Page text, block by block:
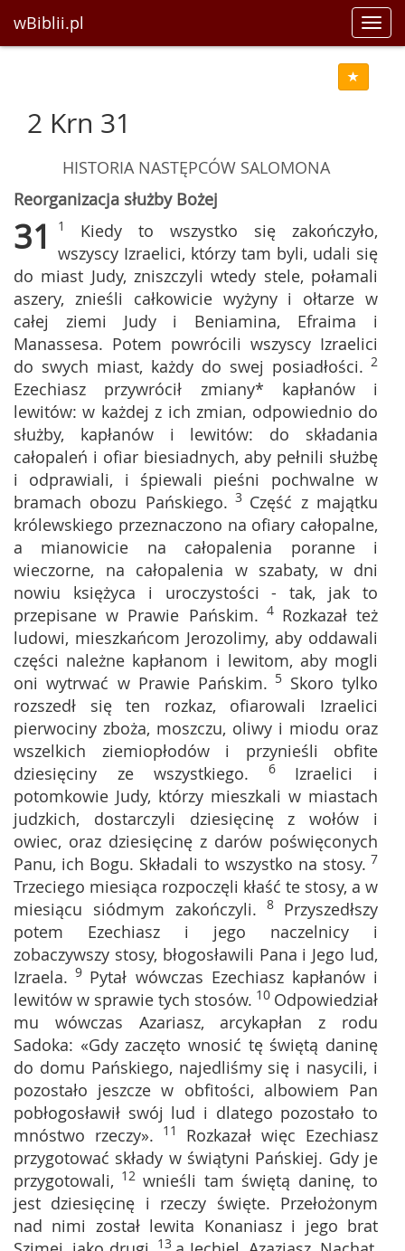
wBiblii.pl
2 Krn 31
HISTORIA NASTĘPCÓW SALOMONA
Reorganizacja służby Bożej
31 1 Kiedy to wszystko się zakończyło,
wszyscy Izraelici, którzy tam byli, udali się
do miast Judy, zniszczyli wtedy stele, połamali
aszery, znieśli całkowicie wyżyny i ołtarze w
całej ziemi Judy i Beniamina, Efraima i
Manassesa. Potem powrócili wszyscy Izraelici
do swych miast, każdy do swej posiadłości. 2
Ezechiasz przywrócił zmiany* kapłanów i
lewitów: w każdej z ich zmian, odpowiednio do
służby, kapłanów i lewitów: do składania
całopaleń i ofiar biesiadnych, aby pełnili służbę
i odprawiali, i śpiewali pieśni pochwalne w
bramach obozu Pańskiego. 3 Część z majątku
królewskiego przeznaczono na ofiary całopalne,
a mianowicie na całopalenia poranne i
wieczorne, na całopalenia w szabaty, w dni
nowiu księżyca i uroczystości - tak, jak to
przepisane w Prawie Pańskim. 4 Rozkazał też
ludowi, mieszkańcom Jerozolimy, aby oddawali
części należne kapłanom i lewitom, aby mogli
oni wytrwać w Prawie Pańskim. 5 Skoro tylko
rozszedł się ten rozkaz, ofiarowali Izraelici
pierwociny zboża, moszczu, oliwy i miodu oraz
wszelkich ziemiopłodów i przynieśli obfite
dziesięciny ze wszystkiego. 6 Izraelici i
potomkowie Judy, którzy mieszkali w miastach
judzkich, dostarczyli dziesięcinę z wołów i
owiec, oraz dziesięcinę z darów poświęconych
Panu, ich Bogu. Składali to wszystko na stosy. 7
Trzeciego miesiąca rozpoczęli kłaść te stosy, a w
miesiącu siódmym zakończyli. 8 Przyszedłszy
potem Ezechiasz i jego naczelnicy i
zobaczywszy stosy, błogosławili Pana i Jego lud,
Izraela. 9 Pytał wówczas Ezechiasz kapłanów i
lewitów w sprawie tych stosów. 10 Odpowiedział
mu wówczas Azariasz, arcykapłan z rodu
Sadoka: «Gdy zaczęto wnosić tę świętą daninę
do domu Pańskiego, najedliśmy się i nasycili, i
pozostało jeszcze w obfitości, albowiem Pan
pobłogosławił swój lud i dlatego pozostało to
mnóstwo rzeczy». 11 Rozkazał więc Ezechiasz
przygotować składy w świątyni Pańskiej. Gdy je
przygotowali, 12 wnieśli tam świętą daninę, to
jest dziesięcinę i rzeczy święte. Przełożonym
nad nimi został lewita Konaniasz i jego brat
13